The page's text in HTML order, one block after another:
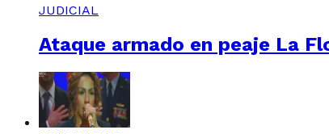
JUDICIAL
Ataque armado en peaje La